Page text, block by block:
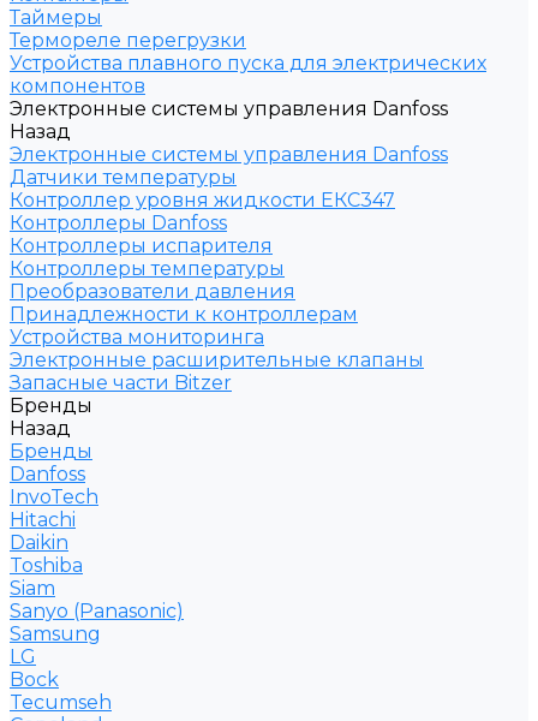
Таймеры
Термореле перегрузки
Устройства плавного пуска для электрических
компонентов
Электронные системы управления Danfoss
Назад
Электронные системы управления Danfoss
Датчики температуры
Контроллер уровня жидкости ЕКС347
Контроллеры Danfoss
Контроллеры испарителя
Контроллеры температуры
Преобразователи давления
Принадлежности к контроллерам
Устройства мониторинга
Электронные расширительные клапаны
Запасные части Bitzer
Бренды
Назад
Бренды
Danfoss
InvoTech
Hitachi
Daikin
Toshiba
Siam
Sanyo (Panasonic)
Samsung
LG
Bock
Tecumseh